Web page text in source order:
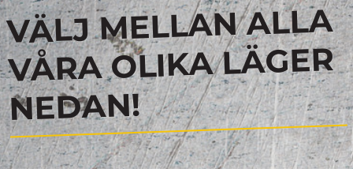
VÄLJ MELLAN ALLA
VÅRA OLIKA LÄGER
NEDAN!